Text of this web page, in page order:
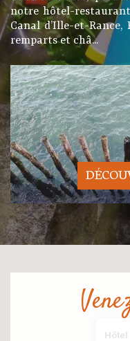
notre hôtel-
Canal d’Ille-et-Rance,
remparts et châ...
Hôtel